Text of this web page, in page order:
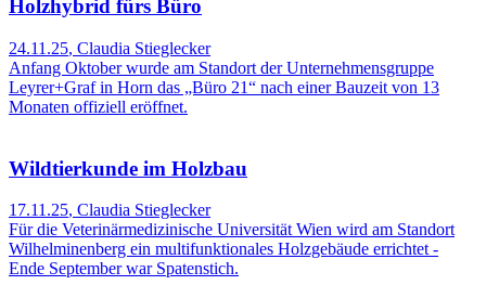
Holzhybrid fürs Büro
24.11.25, Claudia Stieglecker
Anfang Oktober wurde am Standort der Unternehmensgruppe
Leyrer+Graf in Horn das „Büro 21“ nach einer Bauzeit von 13
Monaten offiziell eröffnet.
Wildtierkunde im Holzbau
17.11.25, Claudia Stieglecker
Für die Veterinärmedizinische Universität Wien wird am Standort
Wilhelminenberg ein multifunktionales Holzgebäude errichtet -
Ende September war Spatenstich.